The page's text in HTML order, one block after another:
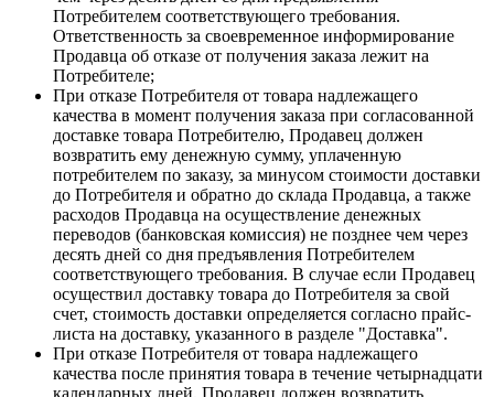
Потребителем соответствующего требования.
Ответственность за своевременное информирование
Продавца об отказе от получения заказа лежит на
Потребителе;
При отказе Потребителя от товара надлежащего
качества в момент получения заказа при согласованной
доставке товара Потребителю, Продавец должен
возвратить ему денежную сумму, уплаченную
потребителем по заказу, за минусом стоимости доставки
до Потребителя и обратно до склада Продавца, а также
расходов Продавца на осуществление денежных
переводов (банковская комиссия) не позднее чем через
десять дней со дня предъявления Потребителем
соответствующего требования. В случае если Продавец
осуществил доставку товара до Потребителя за свой
счет, стоимость доставки определяется согласно прайс-
листа на доставку, указанного в разделе "Доставка".
При отказе Потребителя от товара надлежащего
качества после принятия товара в течение четырнадцати
календарных дней, Продавец должен возвратить